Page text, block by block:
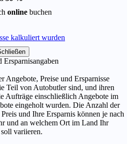
online buchen
kalkuliert wurden
Angebote, Preise und Ersparnisse
Teil von Autobutler sind, und ihren
Aufträge einschließlich Angebote im
eingeholt wurden. Die Anzahl der
und Ihre Ersparnis können je nach
und an welchem Ort im Land Ihr
variieren.